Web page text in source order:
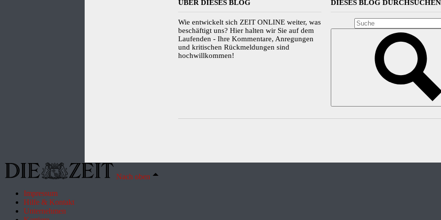
ÜBER DIESES BLOG
Wie entwickelt sich ZEIT ONLINE weiter, was
beschäftigt uns? Hier halten wir Sie auf dem
Laufenden - Ihre Kommentare, Anregungen
und kritischen Rückmeldungen sind
hochwillkommen!
DIESES BLOG DURCHSUCHEN
Nach oben
Impressum
Hilfe & Kontakt
Unternehmen